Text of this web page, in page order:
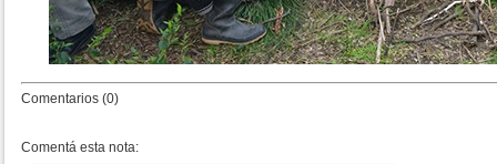
Comentarios (0)
Comentá esta nota: